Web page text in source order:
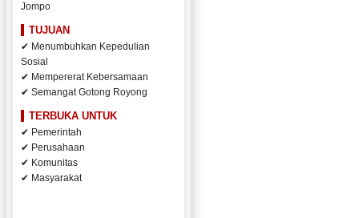
Jompo
TUJUAN
✔ Menumbuhkan Kepedulian
Sosial
✔ Mempererat Kebersamaan
✔ Semangat Gotong Royong
TERBUKA UNTUK
✔ Pemerintah
✔ Perusahaan
✔ Komunitas
✔ Masyarakat